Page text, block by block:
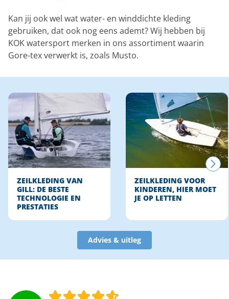
Kan jij ook wel wat water- en winddichte kleding
gebruiken, dat ook nog eens ademt? Wij hebben bij
KOK watersport merken in ons assortiment waarin
Gore-tex verwerkt is, zoals Musto.
ZEILKLEDING VAN
GILL: DE BESTE
TECHNOLOGIE EN
PRESTATIES
ZEILKLEDING VOOR
KINDEREN, HIER MOET
JE OP LETTEN
Advies & uitleg